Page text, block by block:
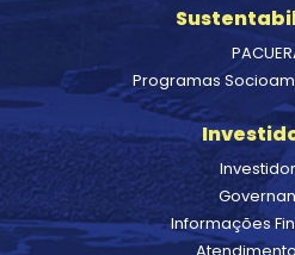
Programas
Informações